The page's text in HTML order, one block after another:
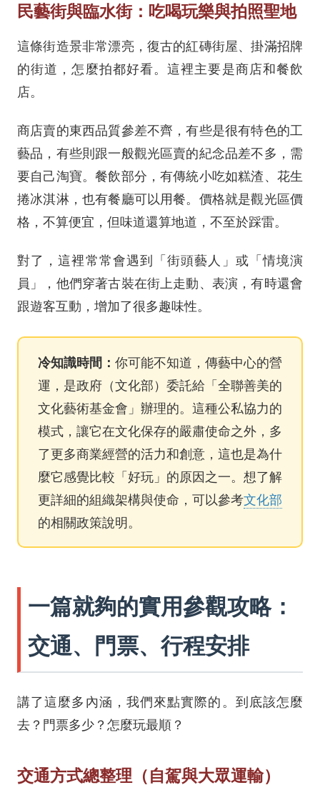
民藝街與臨水街：吃喝玩樂與拍照聖地
這條街造景非常漂亮，復古的紅磚街屋、掛滿招牌
的街道，怎麼拍都好看。這裡主要是商店和餐飲
店。
商店賣的東西品質參差不齊，有些是很有特色的工
藝品，有些則跟一般觀光區賣的紀念品差不多，需
要自己淘寶。餐飲部分，有傳統小吃如糕渣、花生
捲冰淇淋，也有餐廳可以用餐。價格就是觀光區價
格，不算便宜，但味道還算地道，不至於踩雷。
對了，這裡常常會遇到「街頭藝人」或「情境演
員」，他們穿著古裝在街上走動、表演，有時還會
跟遊客互動，增加了很多趣味性。
冷知識時間： 你可能不知道，傳藝中心的營
運，是政府（文化部）委託給「全聯善美的
文化藝術基金會」辦理的。這種公私協力的
模式，讓它在文化保存的嚴肅使命之外，多
了更多商業經營的活力和創意，這也是為什
麼它感覺比較「好玩」的原因之一。想了解
更詳細的組織架構與使命，可以參考文化部
的相關政策說明。
一篇就夠的實用參觀攻略：
交通、門票、行程安排
講了這麼多內涵，我們來點實際的。到底該怎麼
去？門票多少？怎麼玩最順？
交通方式總整理（自駕與大眾運輸）